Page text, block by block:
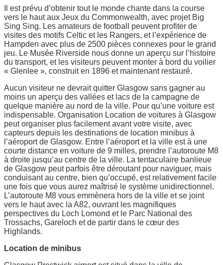
Il est prévu d’obtenir tout le monde chante dans la course
vers le haut aux Jeux du Commonwealth, avec projet Big
Sing Sing. Les amateurs de football peuvent profiter de
visites des motifs Celtic et les Rangers, et l’expérience de
Hampden avec plus de 2500 pièces connexes pour le grand
jeu. Le Musée Riverside nous donne un aperçu sur l’histoire
du transport, et les visiteurs peuvent monter à bord du voilier
« Glenlee », construit en 1896 et maintenant restauré.
Aucun visiteur ne devrait quitter Glasgow sans gagner au
moins un aperçu des vallées et lacs de la campagne de
quelque manière au nord de la ville. Pour qu’une voiture est
indispensable. Organisation Location de voitures à Glasgow
peut organiser plus facilement avant votre visite, avec
capteurs depuis les destinations de location minibus à
l’aéroport de Glasgow. Entre l’aéroport et la ville est à une
courte distance en voiture de 9 milles, prendre l’autoroute M8
à droite jusqu’au centre de la ville. La tentaculaire banlieue
de Glasgow peut parfois être déroutant pour naviguer, mais
conduisant au centre, bien qu’occupé, est relativement facile
une fois que vous aurez maîtrisé le système unidirectionnel.
L’autoroute M8 vous emmènera hors de la ville et se joint
vers le haut avec la A82, ouvrant les magnifiques
perspectives du Loch Lomond et le Parc National des
Trossachs, Gareloch et de partir dans le cœur des
Highlands.
Location de minibus